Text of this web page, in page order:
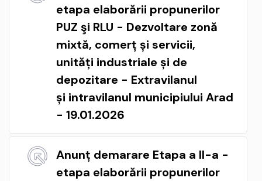
etapa elaborării propunerilor
PUZ şi RLU - Dezvoltare zonă
mixtă, comerț și servicii,
unități industriale și de
depozitare - Extravilanul
și intravilanul municipiului Arad
- 19.01.2026
Anunț demarare Etapa a II-a -
etapa elaborării propunerilor